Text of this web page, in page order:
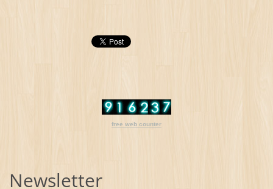
free web counter
Newsletter